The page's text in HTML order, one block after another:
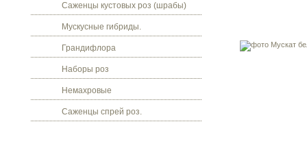
Саженцы кустовых роз (шрабы)
Мускусные гибриды.
Грандифлора
Наборы роз
Немахровые
Саженцы спрей роз.